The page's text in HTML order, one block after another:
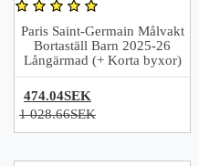
Paris Saint-Germain Målvakt
Bortaställ Barn 2025-26
Långärmad (+ Korta byxor)
474.04SEK
1 028.66SEK